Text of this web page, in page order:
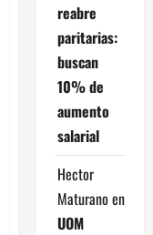
reabre
paritarias:
buscan
10% de
aumento
salarial
Hector
Maturano en
UOM